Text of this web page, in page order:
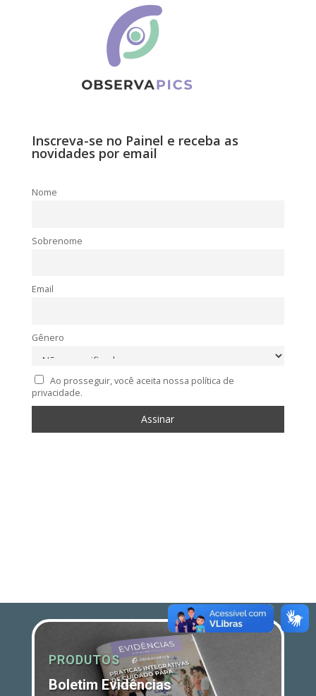
Inscreva-se no Painel e receba as
novidades por email
Nome
Sobrenome
Email
Gênero
Ao prosseguir, você aceita nossa política de
privacidade.
PRODUTOS
Boletim Evidências